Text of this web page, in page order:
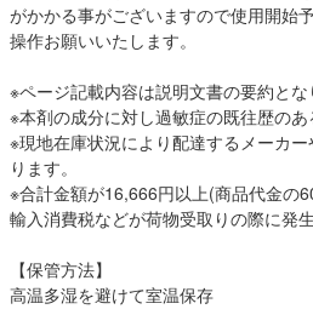
がかかる事がございますので使用開始
操作お願いいたします。
※ページ記載内容は説明文書の要約とな
※本剤の成分に対し過敏症の既往歴のあ
※現地在庫状況により配達するメーカ
ります。
※合計金額が16,666円以上(商品代金の
輸入消費税などが荷物受取りの際に発生
【保管方法】
高温多湿を避けて室温保存